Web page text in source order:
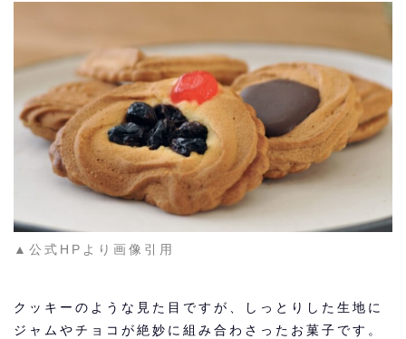
▲公式HPより画像引用
クッキーのような見た目ですが、しっとりした生地に
ジャムやチョコが絶妙に組み合わさったお菓子です。